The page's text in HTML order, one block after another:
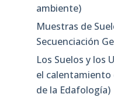
ambiente)
Muestras de
Secuenciación
Los Suelos y los
el
de la Edafología)